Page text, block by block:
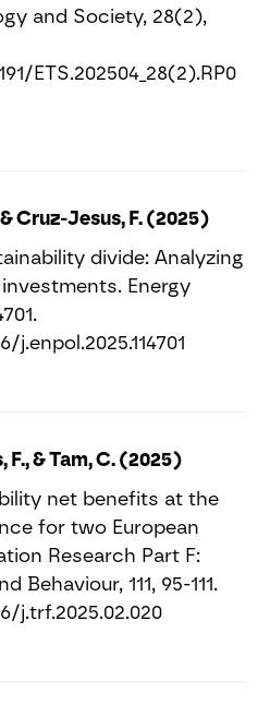
and Society, 28(2),
ETS.202504_28(2).RP0
Cruz-Jesus, F. (2025)
divide: Analyzing
Energy
F., & Tam, C. (2025)
net benefits at the
for two European
Research Part F:
Behaviour, 111, 95-111.
j.trf.2025.02.020